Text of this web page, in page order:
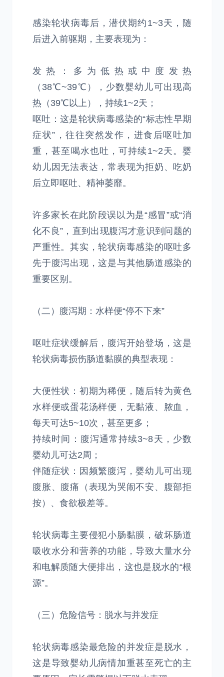
感染轮状病毒后，潜伏期约1~3天，随
后进入前驱期，主要表现为：
发热：多为低热或中度发热
（38℃~39℃），少数婴幼儿可出现高
热（39℃以上），持续1~2天；
呕吐：这是轮状病毒感染的“标志性早期
症状”，往往突然发作，进食后呕吐加
重，甚至喝水也吐，可持续1~2天。婴
幼儿因无法表达，常表现为拒奶、吃奶
后立即呕吐、精神萎靡。
许多家长在此阶段误以为是“感冒”或“消
化不良”，直到出现腹泻才意识到问题的
严重性。其实，轮状病毒感染的呕吐多
先于腹泻出现，这是与其他肠道感染的
重要区别。
（二）腹泻期：水样便“停不下来”
呕吐症状缓解后，腹泻开始登场，这是
轮状病毒损伤肠道黏膜的典型表现：
大便性状：初期为稀便，随后转为黄色
水样便或蛋花汤样便，无黏液、脓血，
每天可达5~10次，甚至更多；
持续时间：腹泻通常持续3~8天，少数
婴幼儿可达2周；
伴随症状：因频繁腹泻，婴幼儿可出现
腹胀、腹痛（表现为哭闹不安、腹部拒
按）、食欲极差等。
轮状病毒主要侵犯小肠黏膜，破坏肠道
吸收水分和营养的功能，导致大量水分
和电解质随大便排出，这也是脱水的“根
源”。
（三）危险信号：脱水与并发症
轮状病毒感染最危险的并发症是脱水，
这是导致婴幼儿病情加重甚至死亡的主